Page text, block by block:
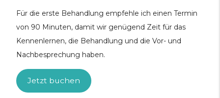
Für die erste Behandlung empfehle ich einen Termin
von 90 Minuten, damit wir genügend Zeit für das
Kennenlernen, die Behandlung und die Vor- und
Nachbesprechung haben.
Jetzt buchen